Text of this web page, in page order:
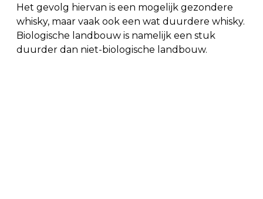
Het gevolg hiervan is een mogelijk gezondere
whisky, maar vaak ook een wat duurdere whisky.
Biologische landbouw is namelijk een stuk
duurder dan niet-biologische landbouw.